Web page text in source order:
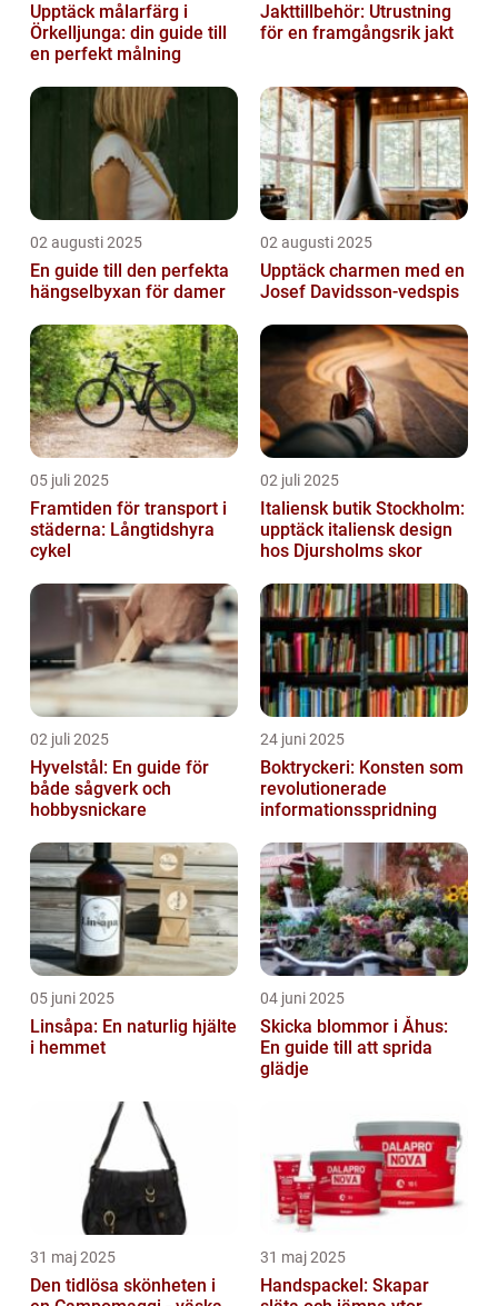
Upptäck målarfärg i
Örkelljunga: din guide till
en perfekt målning
Jakttillbehör: Utrustning
för en framgångsrik jakt
02 augusti 2025
En guide till den perfekta
hängselbyxan för damer
02 augusti 2025
Upptäck charmen med en
Josef Davidsson-vedspis
05 juli 2025
Framtiden för transport i
städerna: Långtidshyra
cykel
02 juli 2025
Italiensk butik Stockholm:
upptäck italiensk design
hos Djursholms skor
02 juli 2025
Hyvelstål: En guide för
både sågverk och
hobbysnickare
24 juni 2025
Boktryckeri: Konsten som
revolutionerade
informationsspridning
05 juni 2025
Linsåpa: En naturlig hjälte
i hemmet
04 juni 2025
Skicka blommor i Åhus:
En guide till att sprida
glädje
31 maj 2025
Den tidlösa skönheten i
31 maj 2025
Handspackel: Skapar